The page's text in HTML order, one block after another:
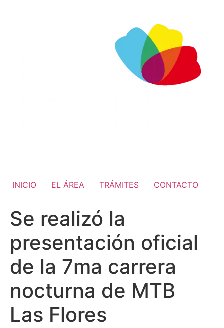
INICIO EL ÁREA TRÁMITES CONTACTO
Se realizó la
presentación oficial
de la 7ma carrera
nocturna de MTB
Las Flores